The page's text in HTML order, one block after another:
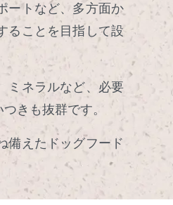
ートなど、多方面か
ることを目指して設
ミネラルなど、必要
きも抜群です。
備えたドッグフード